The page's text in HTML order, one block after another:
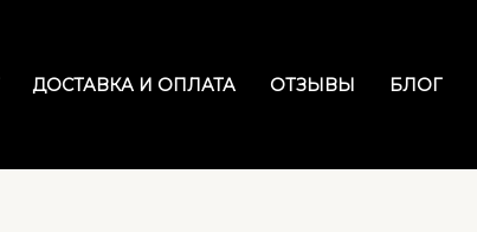
ДОСТАВКА И ОПЛАТА ОТЗЫВЫ БЛОГ